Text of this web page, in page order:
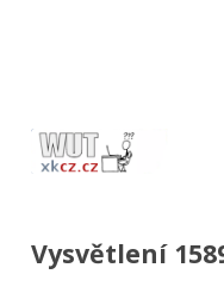
Vysvětlení